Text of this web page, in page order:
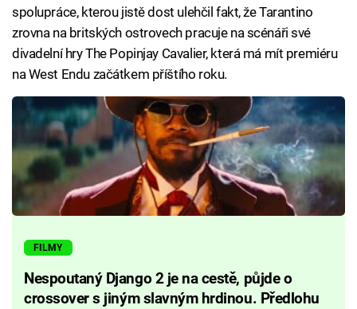
spolupráce, kterou jistě dost ulehčil fakt, že Tarantino
zrovna na britských ostrovech pracuje na scénáři své
divadelní hry The Popinjay Cavalier, která má mít premiéru
na West Endu začátkem příštího roku.
FILMY
Nespoutaný Django 2 je na cestě, půjde o
crossover s jiným slavným hrdinou. Předlohu